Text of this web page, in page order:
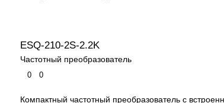
ESQ-210-2S-2.2K
Частотный преобразователь
0 0
Компактный частотный преобразователь с